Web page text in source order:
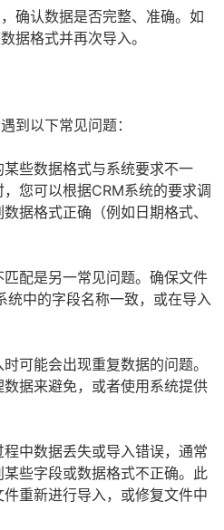
确认数据是否完整、准确。如
据格式并再次导入。
到以下常见问题：
某些数据格式与系统要求不一
您可以根据CRM系统的要求调
据格式正确（例如日期格式、
匹配是另一常见问题。确保文件
统中的字段名称一致，或在导入
可能会出现重复数据的问题。
据来避免，或者使用系统提供
程中数据丢失或导入错误，通常
些字段或数据格式不正确。此
重新进行导入，或修复文件中